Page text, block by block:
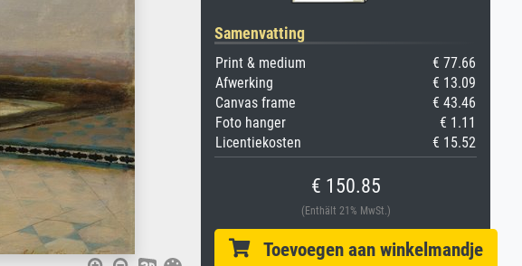
Samenvatting
Print & medium
€ 77.66
Afwerking
€ 13.09
Canvas frame
€ 43.46
Foto hanger
€ 1.11
Licentiekosten
€ 15.52
€ 150.85
(Enthält 21% MwSt.)
Toevoegen aan winkelmandje